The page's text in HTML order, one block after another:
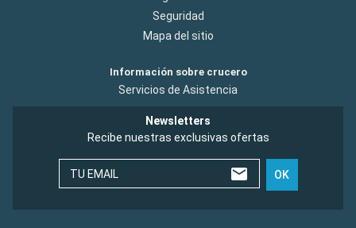
Seguridad
Mapa del sitio
Información sobre crucero
Servicios de Asistencia
Newsletters
Recibe nuestras exclusivas ofertas
TU EMAIL OK